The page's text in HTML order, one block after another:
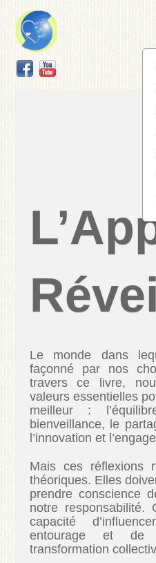
Facebook
Le monde dans
façonné par nos
travers ce livre,
valeurs essentielles
meilleur :
bienveillance, le
l’innovation et
Mais ces réflexions
théoriques. Elles
prendre conscience
notre
capacité
entourage et de
transformation